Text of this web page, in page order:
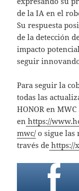
de la IA en el
Su respuesta
de la detección
impacto
seguir
Para seguir la
todas las
HONOR en MWC
en https://
mwc/o sigue las
través de https://